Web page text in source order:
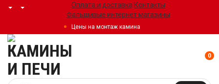
Оплата и доставка Контакты
Фальшивые интернет магазины
Цены на монтаж камина
0